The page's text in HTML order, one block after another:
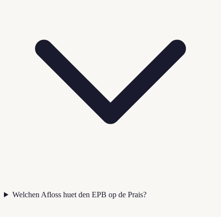
Welchen Afloss huet den EPB op de Prais?